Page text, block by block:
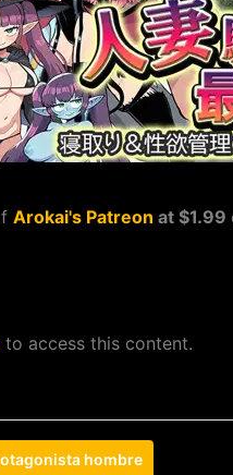
Arokai's Patreon at $1.99
to access this content.
hombre